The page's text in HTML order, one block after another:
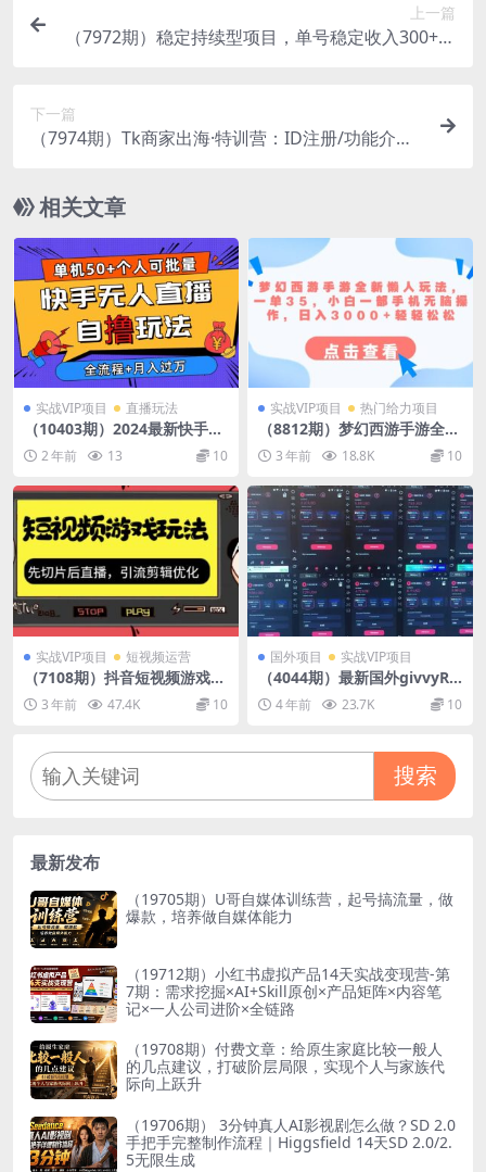
上一篇
（7972期）稳定持续型项目，单号稳定收入300+，
下一篇
（7974期）Tk商家出海·特训营：ID注册/功能介绍/
相关文章
实战VIP项目 直播玩法
（10403期）2024最新快手无
人直播自撸玩法，单机日入50
+，个人也可以批量操作月入
过万
2 年前 13 10
实战VIP项目 热门给力项目
（8812期）梦幻西游手游全新
懒人玩法 一单35 小白一部手
机无脑操作 日入3000+轻轻松
松
3 年前 18.8K 10
实战VIP项目 短视频运营
（7108期）抖音短视频游戏玩
法，先切片后直播，引流剪辑
优化，带游戏资源
3 年前 47.4K 10
国外项目 实战VIP项目
（4044期）最新国外givvyRa
dio平台全自动挂机撸美金，
单号一天5美金【永久脚本+教
4 年前 23.7K 10
搜索
最新发布
（19705期）U哥自媒体训练营，起号搞流量，做
爆款，培养做自媒体能力
（19712期）小红书虚拟产品14天实战变现营-第
7期：需求挖掘×AI+Skill原创×产品矩阵×内容笔
记×一人公司进阶×全链路
（19708期）付费文章：给原生家庭比较一般人
的几点建议，打破阶层局限，实现个人与家族代
际向上跃升
（19706期） 3分钟真人AI影视剧怎么做？SD 2.0
手把手完整制作流程｜Higgsfield 14天SD 2.0/2.
5无限生成